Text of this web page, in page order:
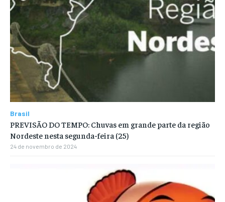
Brasil
PREVISÃO DO TEMPO: Chuvas em grande parte da região
Nordeste nesta segunda-feira (25)
24 de novembro de 2024